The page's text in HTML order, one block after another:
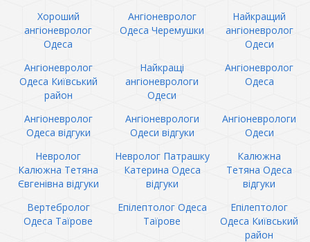
Хороший
ангіоневролог
Одеса
Ангіоневролог
Одеса Черемушки
Найкращий
ангіоневролог
Одеси
Ангіоневролог
Одеса Київський
район
Найкращі
ангіоневрологи
Одеси
Ангіоневролог
Одеса
Ангіоневролог
Одеса відгуки
Ангіоневрологи
Одеси відгуки
Ангіоневрологи
Одеси
Невролог
Калюжна Тетяна
Євгенівна відгуки
Невролог Патрашку
Катерина Одеса
відгуки
Калюжна
Тетяна Одеса
відгуки
Вертебролог
Одеса Таїрове
Епілептолог Одеса
Таїрове
Епілептолог
Одеса Київський
район